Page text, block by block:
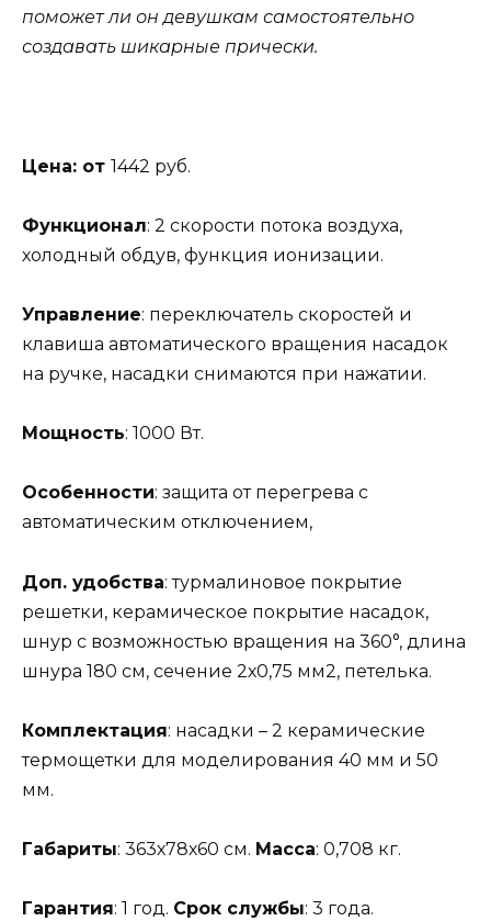
поможет ли он девушкам самостоятельно
создавать шикарные прически.
Цена: от 1442 руб.
Функционал: 2 скорости потока воздуха,
холодный обдув, функция ионизации.
Управление: переключатель скоростей и
клавиша автоматического вращения насадок
на ручке, насадки снимаются при нажатии.
Мощность: 1000 Вт.
Особенности: защита от перегрева с
автоматическим отключением,
Доп. удобства: турмалиновое покрытие
решетки, керамическое покрытие насадок,
шнур с возможностью вращения на 360°, длина
шнура 180 см, сечение 2х0,75 мм2, петелька.
Комплектация: насадки – 2 керамические
термощетки для моделирования 40 мм и 50
мм.
Габариты: 363х78х60 см. Масса: 0,708 кг.
Гарантия: 1 год. Срок службы: 3 года.